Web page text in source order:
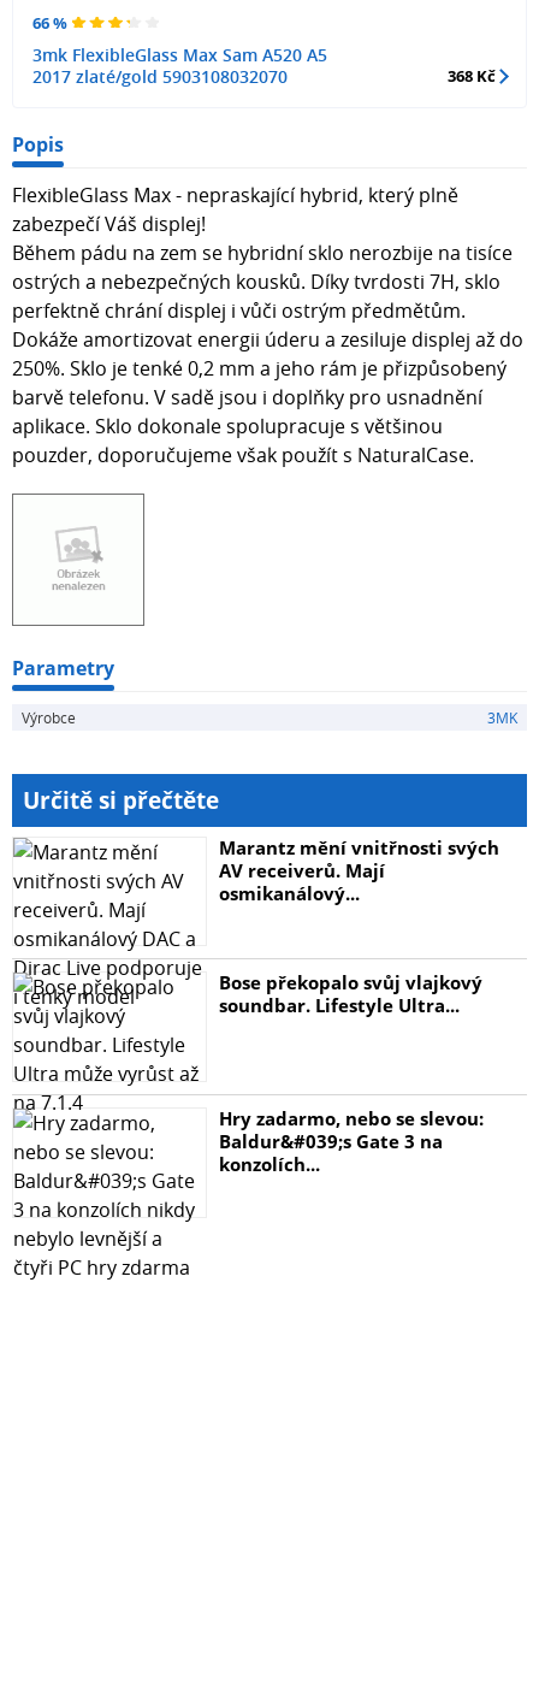
66 %
3mk FlexibleGlass Max Sam A520 A5
2017 zlaté/gold 5903108032070
368 Kč
Popis
FlexibleGlass Max - nepraskající hybrid, který plně
zabezpečí Váš displej!
Během pádu na zem se hybridní sklo nerozbije na tisíce
ostrých a nebezpečných kousků. Díky tvrdosti 7H, sklo
perfektně chrání displej i vůči ostrým předmětům.
Dokáže amortizovat energii úderu a zesiluje displej až do
250%. Sklo je tenké 0,2 mm a jeho rám je přizpůsobený
barvě telefonu. V sadě jsou i doplňky pro usnadnění
aplikace. Sklo dokonale spolupracuje s většinou
pouzder, doporučujeme však použít s NaturalCase.
Parametry
Výrobce 3MK
Určitě si přečtěte
Marantz mění vnitřnosti svých
AV receiverů. Mají
osmikanálový...
Bose překopalo svůj vlajkový
soundbar. Lifestyle Ultra...
Hry zadarmo, nebo se slevou:
Baldur&#039;s Gate 3 na
konzolích...